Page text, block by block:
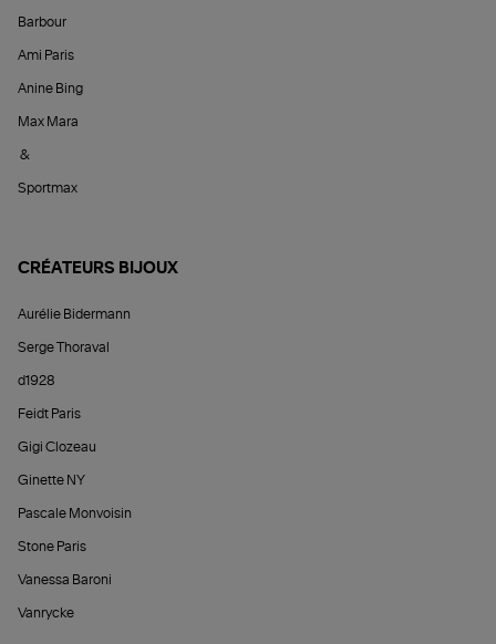
Barbour
Ami Paris
Anine Bing
Max Mara
&
Sportmax
CRÉATEURS BIJOUX
Aurélie Bidermann
Serge Thoraval
d1928
Feidt Paris
Gigi Clozeau
Ginette NY
Pascale Monvoisin
Stone Paris
Vanessa Baroni
Vanrycke